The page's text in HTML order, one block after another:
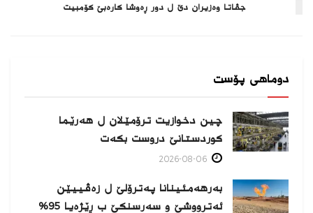
جڤاتا وەزیران دێ ل دور ڕەوشا كارەبێ كۆمبیت
دوماهی پۆست
چین دخوازیت ترۆمێلان ل هەرێما
كوردستانێ دروست بكەت
بەرهەمئینانا په‌ترۆلێ ل زه‌ڤییێن
ئەترووشێ و سەرسنكێ ب ڕێژەیا 95%